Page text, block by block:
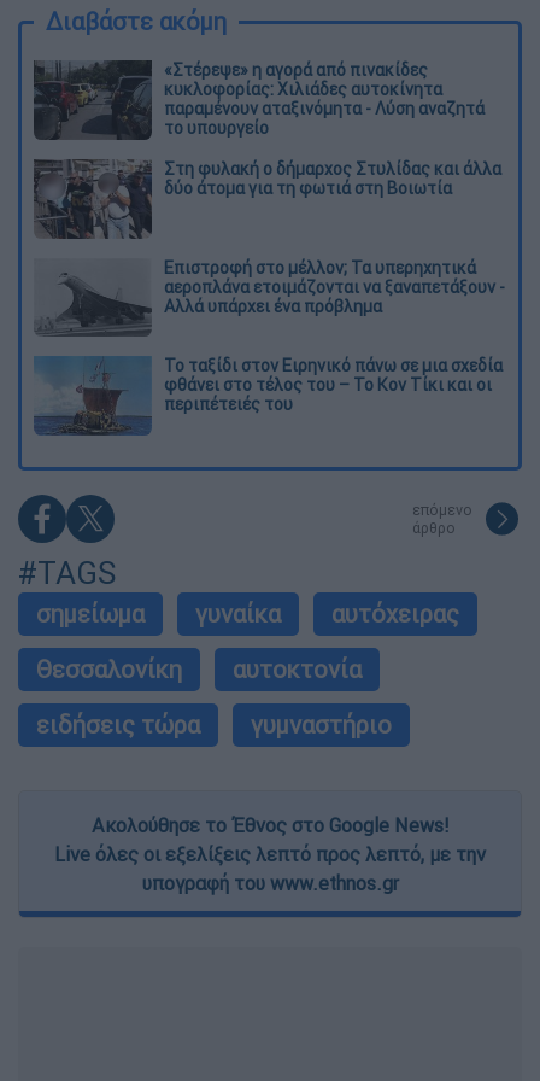
Διαβάστε ακόμη
«Στέρεψε» η αγορά από πινακίδες
κυκλοφορίας: Χιλιάδες αυτοκίνητα
παραμένουν αταξινόμητα - Λύση αναζητά
το υπουργείο
Στη φυλακή ο δήμαρχος Στυλίδας και άλλα
δύο άτομα για τη φωτιά στη Βοιωτία
Επιστροφή στο μέλλον; Τα υπερηχητικά
αεροπλάνα ετοιμάζονται να ξαναπετάξουν -
Αλλά υπάρχει ένα πρόβλημα
Το ταξίδι στον Ειρηνικό πάνω σε μια σχεδία
φθάνει στο τέλος του – Το Κον Τίκι και οι
περιπέτειές του
επόμενο
άρθρο
#TAGS
σημείωμα γυναίκα
αυτόχειρας
Θεσσαλονίκη
αυτοκτονία
ειδήσεις τώρα
γυμναστήριο
Ακολούθησε το Έθνος στο Google News!
Live όλες οι εξελίξεις λεπτό προς λεπτό, με την
υπογραφή του www.ethnos.gr